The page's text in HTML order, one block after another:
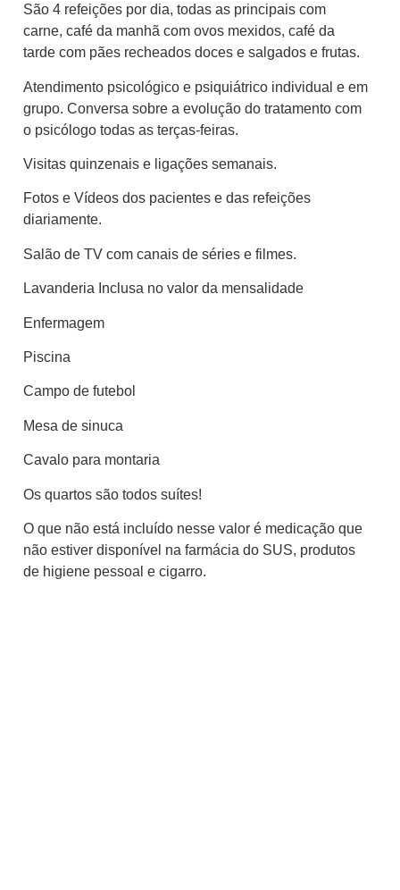
São 4 refeições por dia, todas as principais com
carne, café da manhã com ovos mexidos, café da
tarde com pães recheados doces e salgados e frutas.
Atendimento psicológico e psiquiátrico individual e em
grupo. Conversa sobre a evolução do tratamento com
o psicólogo todas as terças-feiras.
Visitas quinzenais e ligações semanais.
Fotos e Vídeos dos pacientes e das refeições
diariamente.
Salão de TV com canais de séries e filmes.
Lavanderia Inclusa no valor da mensalidade
Enfermagem
Piscina
Campo de futebol
Mesa de sinuca
Cavalo para montaria
Os quartos são todos suítes!
O que não está incluído nesse valor é medicação que
não estiver disponível na farmácia do SUS, produtos
de higiene pessoal e cigarro.